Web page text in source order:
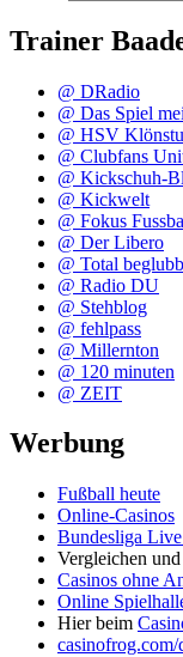
Trainer
@ DRadio
@ Das Spiel
@ HSV
@ Clubfans
@ Kickschuh-
@ Kickwelt
@ Fokus
@ Der Libero
@ Total
@ Radio DU
@ Stehblog
@ fehlpass
@ Millernton
@ 120 minuten
@ ZEIT
Werbung
Fußball heute
Online-Casinos
Bundesliga
Vergleichen
Casinos ohne
Online
Hier beim